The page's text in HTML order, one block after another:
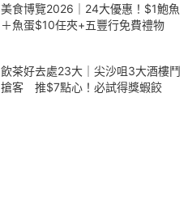
美食博覽2026｜24大優惠！$1鮑魚
＋魚蛋$10任夾+五豐行免費禮物
飲茶好去處23大｜尖沙咀3大酒樓鬥
搶客 推$7點心！必試得獎蝦餃